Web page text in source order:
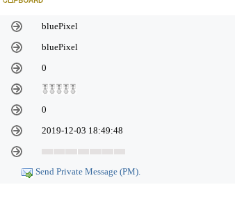
bluePixel
bluePixel
0
0
2019-12-03 18:49:48
Send Private Message (PM).